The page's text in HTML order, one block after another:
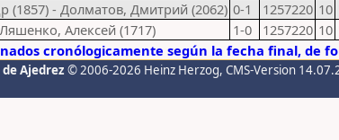
(1857) - Долматов, Дмитрий (2062) 0-1 1257220 10
Алексей (1717) 1-0 1257220 10
cronólogicamente según la fecha final, de
Ajedrez © 2006-2026 Heinz Herzog, CMS-Version